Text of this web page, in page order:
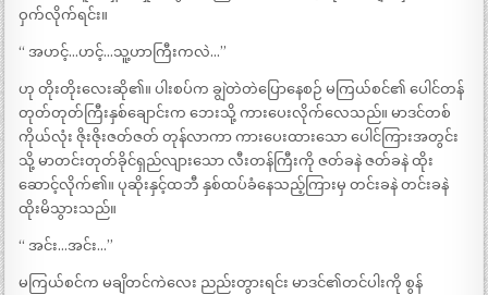
ဝှက်လိုက်ရင်း။
“ အဟင့်…ဟင့်…သူ့ဟာကြီးကလဲ…”
ဟု တိုးတိုးလေးဆို၏။ ပါးစပ်က ချွဲတဲတဲပြောနေစဉ် မကြယ်စင်၏ ပေါင်တန်
တုတ်တုတ်ကြီးနှစ်ချောင်းက ဘေးသို့ ကားပေးလိုက်လေသည်။ မာဒင်တစ်
ကိုယ်လုံး ဇိုးဇိုးဇတ်ဇတ် တုန်လာကာ ကားပေးထားသော ပေါင်ကြားအတွင်း
သို့ မာတင်းတုတ်ခိုင်ရှည်လျားသော လီးတန်ကြီးကို ဇတ်ခနဲ ဇတ်ခနဲ ထိုး
ဆောင့်လိုက်၏။ ပုဆိုးနှင့်ထဘီ နှစ်ထပ်ခံနေသည့်ကြားမှ တင်းခနဲ တင်းခနဲ
ထိုးမိသွားသည်။
“ အင်း…အင်း…”
မကြယ်စင်က မချိတင်ကဲလေး ညည်းတွားရင်း မာဒင်၏တင်ပါးကို စွန်